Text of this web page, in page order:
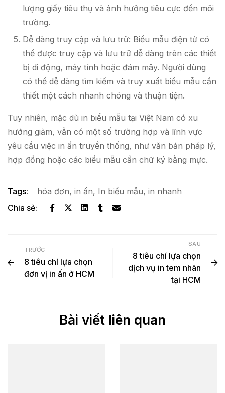
lượng giấy tiêu thụ và ảnh hưởng tiêu cực đến môi
trường.
Dễ dàng truy cập và lưu trữ: Biểu mẫu điện tử có
thể được truy cập và lưu trữ dễ dàng trên các thiết
bị di động, máy tính hoặc đám mây. Người dùng
có thể dễ dàng tìm kiếm và truy xuất biểu mẫu cần
thiết một cách nhanh chóng và thuận tiện.
Tuy nhiên, mặc dù in biểu mẫu tại Việt Nam có xu
hướng giảm, vẫn có một số trường hợp và lĩnh vực
yêu cầu việc in ấn truyền thống, như văn bản pháp lý,
hợp đồng hoặc các biểu mẫu cần chữ ký bằng mực.
Tags: hóa đơn, in ấn, In biểu mẫu, in nhanh
Chia sẻ:
TRƯỚC
8 tiêu chí lựa chọn
đơn vị in ấn ở HCM
SAU
8 tiêu chí lựa chọn
dịch vụ in tem nhãn
tại HCM
Bài viết liên quan